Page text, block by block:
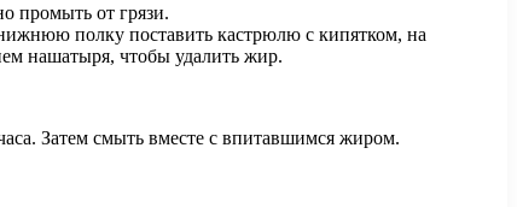
промыть от грязи.
полку поставить кастрюлю с кипятком, на
нашатыря, чтобы удалить жир.
Затем смыть вместе с впитавшимся жиром.